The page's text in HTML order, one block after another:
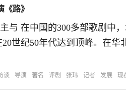
路》
与 在中国的300多部歌剧中
世纪50年代达到顶峰。在华
谈 导演 著名 评剧 张玮 记者 发展 现